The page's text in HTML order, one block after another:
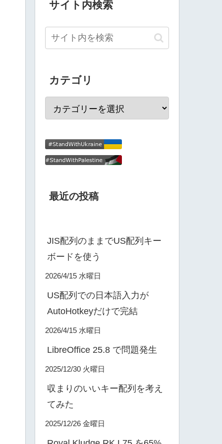
サイト内検索
カテゴリ
最近の投稿
JIS配列のままでUS配列キー
ボードを使う
2026/4/15 水曜日
US配列での日本語入力が
AutoHotkeyだけで完結
2026/4/15 水曜日
LibreOffice 25.8 で問題発生
2025/12/30 火曜日
収まりのいいキー配列を考え
てみた
2025/12/26 金曜日